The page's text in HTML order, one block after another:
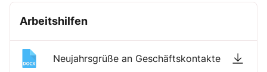
Arbeitshilfen
Neujahrsgrüße an Geschäftskontakte